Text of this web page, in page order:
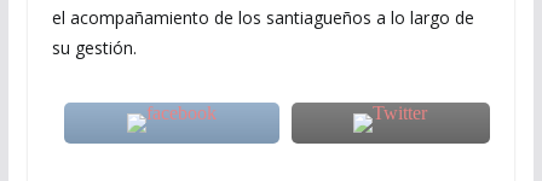
el acompañamiento de los santiagueños a lo largo de
su gestión.